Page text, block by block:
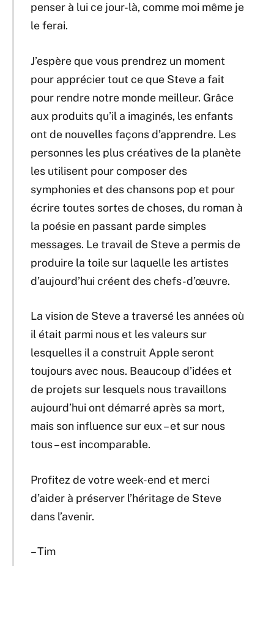
penser à lui ce jour-là, comme moi même je
le ferai.
J’espère que vous prendrez un moment
pour apprécier tout ce que Steve a fait
pour rendre notre monde meilleur. Grâce
aux produits qu’il a imaginés, les enfants
ont de nouvelles façons d’apprendre. Les
personnes les plus créatives de la planète
les utilisent pour composer des
symphonies et des chansons pop et pour
écrire toutes sortes de choses, du roman à
la poésie en passant parde simples
messages. Le travail de Steve a permis de
produire la toile sur laquelle les artistes
d’aujourd’hui créent des chefs-d’œuvre.
La vision de Steve a traversé les années où
il était parmi nous et les valeurs sur
lesquelles il a construit Apple seront
toujours avec nous. Beaucoup d’idées et
de projets sur lesquels nous travaillons
aujourd’hui ont démarré après sa mort,
mais son influence sur eux – et sur nous
tous – est incomparable.
Profitez de votre week-end et merci
d’aider à préserver l’héritage de Steve
dans l’avenir.
– Tim